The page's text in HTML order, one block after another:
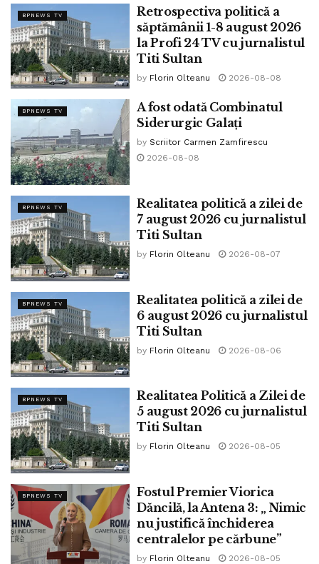
doamna Buzoianu a închis 6 baraje.
Îmi asum ce spun, PNRR a demolat România, nu a
redresat-o. Nu este normal să închizi facilități energetice
clasice pe cărbune cu 9 ani înainte de termen. ”
Tags: viorica dancila
BPNEWS TV
Retrospectiva politică a
săptămânii 1-8 august 2026
la Profi 24 TV cu jurnalistul
Titi Sultan
by Florin Olteanu 2026-08-08
BPNEWS TV
A fost odată Combinatul
Siderurgic Galați
by Scriitor Carmen Zamfirescu
2026-08-08
BPNEWS TV
Realitatea politică a zilei de
7 august 2026 cu jurnalistul
Titi Sultan
by Florin Olteanu 2026-08-07
BPNEWS TV
Realitatea politică a zilei de
6 august 2026 cu jurnalistul
Titi Sultan
by Florin Olteanu 2026-08-06
BPNEWS TV
Realitatea Politică a Zilei de
5 august 2026 cu jurnalistul
Titi Sultan
by Florin Olteanu 2026-08-05
BPNEWS TV
Fostul Premier Viorica
Dăncilă, la Antena 3: „ Nimic
nu justifică închiderea
centralelor pe cărbune”
by Florin Olteanu 2026-08-05